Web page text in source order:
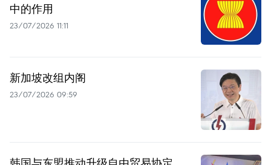
中的作用
23/07/2026 11:11
新加坡改组内阁
23/07/2026 09:59